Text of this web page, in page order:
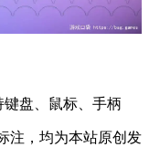
键盘、鼠标、手柄
注，均为本站原创发